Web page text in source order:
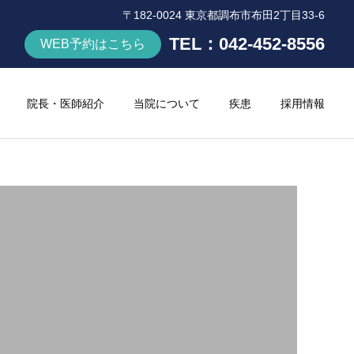
〒182-0024 東京都調布市布田2丁目33-6
WEB予約はこちら TEL：042-452-8556
院長・医師紹介 当院について 疾患 採用情報